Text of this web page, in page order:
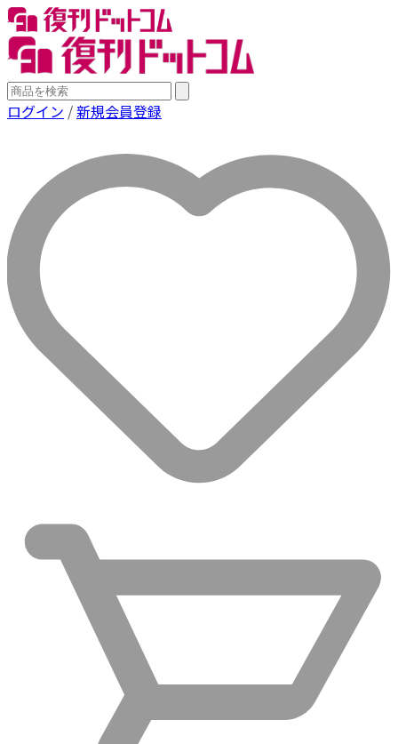
ログイン /新規会員登録